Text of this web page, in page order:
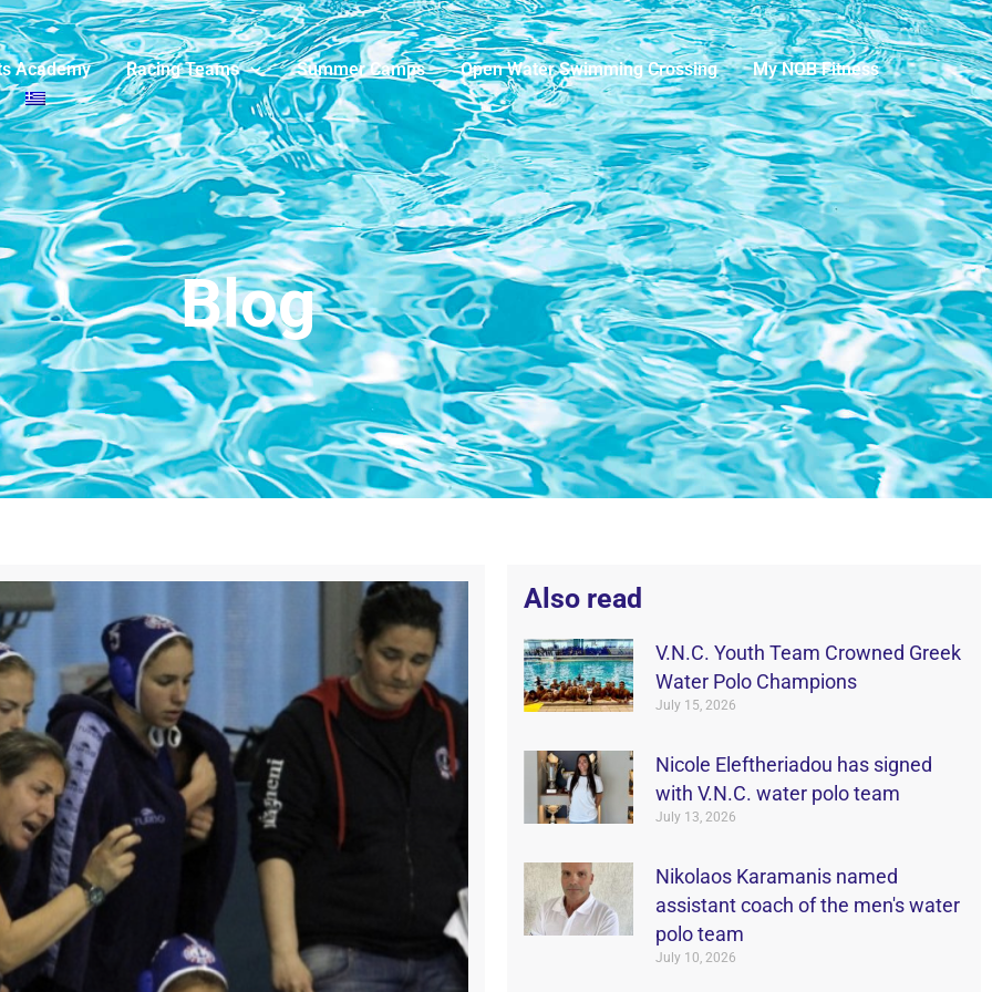
Academy Racing Teams Summer Camps Open Water Swimming Crossing
My NOB Fitness
Blog
Also read
V.N.C. Youth Team Crowned Greek
Water Polo Champions
July 15, 2026
Nicole Eleftheriadou has signed
with V.N.C. water polo team
July 13, 2026
Nikolaos Karamanis named
assistant coach of the men's water
polo team
July 10, 2026